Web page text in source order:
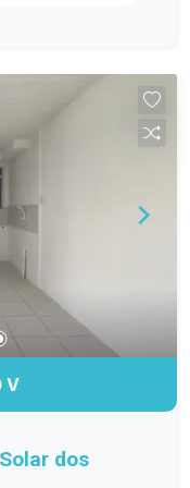
mais
possui box
com ar-
em
amigos, além
e
e pronto
oportunidade
sua visita!
V
dos